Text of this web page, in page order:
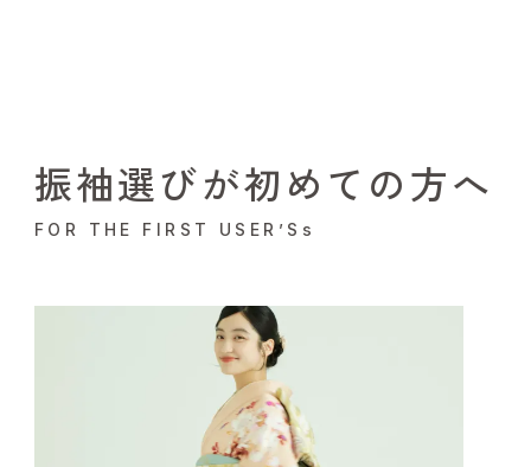
振袖選びが初めての方へ
FOR THE FIRST USER’Ss